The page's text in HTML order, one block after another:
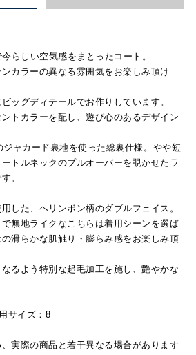
らしい空気感をまとったコート。
カラーの異なる雰囲気をお楽しみ頂け
ッグディテールでお作りしています。
トカラーを配し、遊び心のあるデザイン
ャカード裏地を使った総裏仕様。やや短
トルネックのプルオーバーを覗かせたラ
。
した、ヘリンボン柄のダブルフェイス。
無地ライクなこちらは着用シーンを選ば
滑らかな肌触り・膨らみ感をお楽しみ頂
るよう特別な起毛加工を施し、艶やかな
サイズ：8
実際の商品と若干異なる場合があります